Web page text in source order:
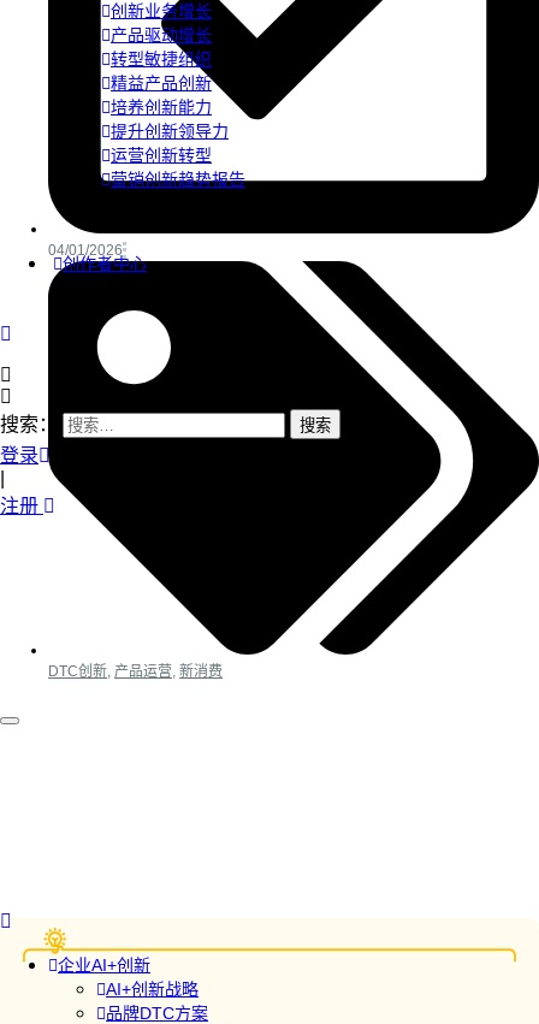
创新业务增长
产品驱动增长
转型敏捷组织
精益产品创新
培养创新能力
提升创新领导力
运营创新转型
营销创新趋势报告
创作者中心
搜索：
登录
注册
企业AI+创新
AI+创新战略
品牌DTC方案
04/01/2026
DTC创新 产品运营 新消费